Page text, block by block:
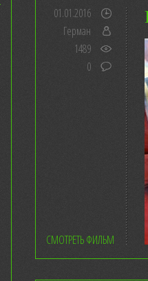
01.01.2016
Герман
1489
0
СМОТРЕТЬ ФИЛЬМ